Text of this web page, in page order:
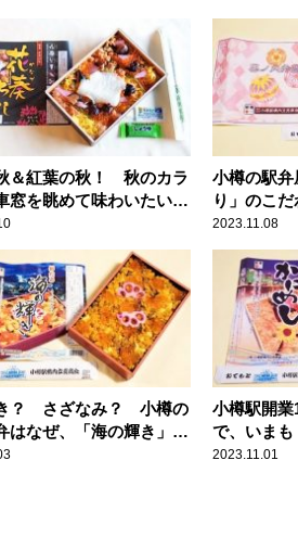
＆紅葉の秋！ 秋のカラ
窓を眺めて味わいたい、
ラフルなちらし寿司駅弁
小樽の駅
り」のこ
2023.11.08
？ さざなみ？ 小樽の
はなぜ、「海の輝き」と
れたのか
小樽駅開
で、いま
売される理
2023.11.01